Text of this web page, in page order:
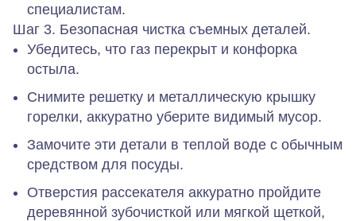
специалистам.
Шаг 3. Безопасная чистка съемных деталей.
Убедитесь, что газ перекрыт и конфорка
остыла.
Снимите решетку и металлическую крышку
горелки, аккуратно уберите видимый мусор.
Замочите эти детали в теплой воде с обычным
средством для посуды.
Отверстия рассекателя аккуратно пройдите
деревянной зубочисткой или мягкой щеткой,